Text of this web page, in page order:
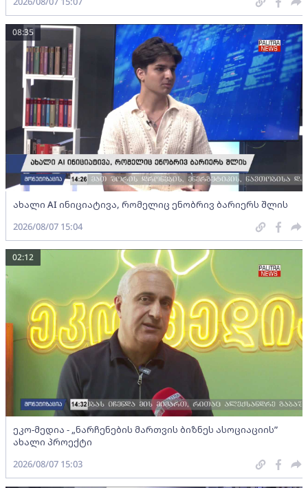
ახალი AI ინიციატივა, რომელიც ენობრივ ბარიერს შლის
08:35
2026/08/07 15:04
ეკო-მედია - „ნარჩენების მართვის ბიზნეს ასოციაციის”
ახალი პროექტი
02:12
2026/08/07 15:03